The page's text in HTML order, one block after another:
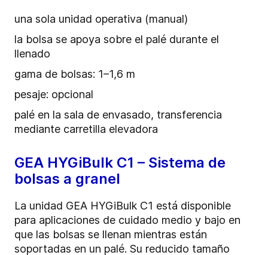
una sola unidad operativa (manual)
la bolsa se apoya sobre el palé durante el
llenado
gama de bolsas: 1–1,6 m
pesaje: opcional
palé en la sala de envasado, transferencia
mediante carretilla elevadora
GEA HYGiBulk C1 – Sistema de
bolsas a granel
La unidad GEA HYGiBulk C1 está disponible
para aplicaciones de cuidado medio y bajo en
que las bolsas se llenan mientras están
soportadas en un palé. Su reducido tamaño